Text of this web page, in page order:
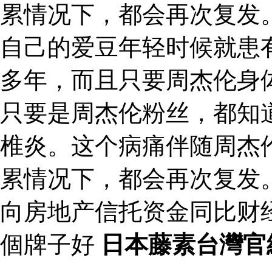
累情况下，都会再次复
自己的爱豆年轻时候就
多年，而且只要周杰伦
只要是周杰伦粉丝，都
椎炎。这个病痛伴随周杰
累情况下，都会再次复发
向房地产信托资金同比财
個牌子好 日本藤素台灣